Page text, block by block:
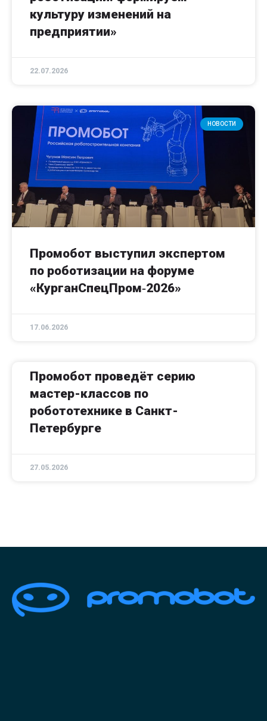
культуру изменений на
предприятии»
22.07.2026
НОВОСТИ
Промобот выступил экспертом
по роботизации на форуме
«КурганСпецПром‑2026»
17.06.2026
Промобот проведёт серию
мастер-классов по
робототехнике в Санкт-
Петербурге
27.05.2026